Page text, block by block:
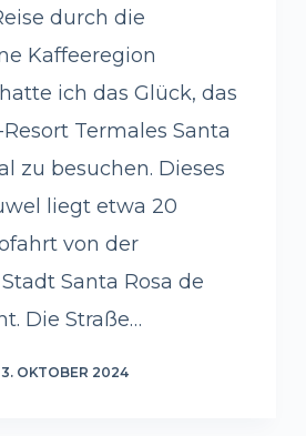
durch die
Kaffeeregion
ich das Glück, das
Termales Santa
zu besuchen. Dieses
liegt etwa 20
von der
Santa Rosa de
Die Straße…
3. OKTOBER 2024